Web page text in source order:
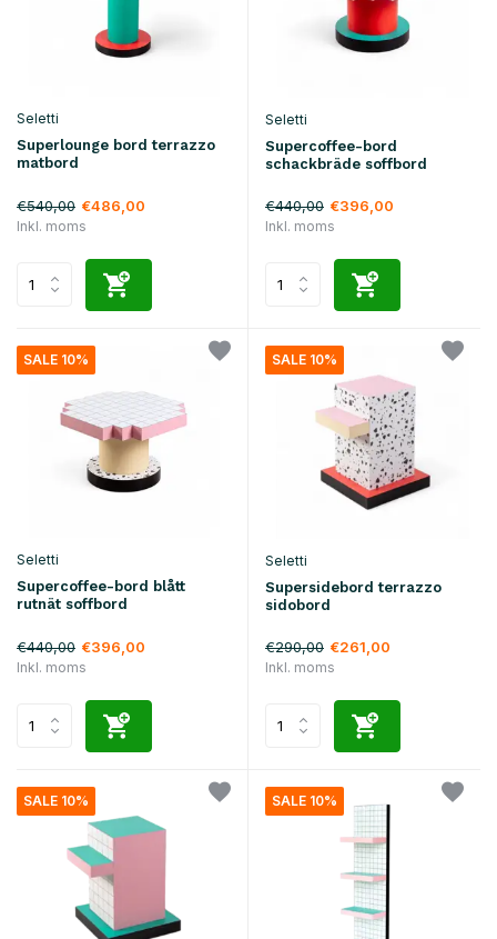
Seletti
Superlounge bord terrazzo
matbord
€540,00 €486,00
Inkl. moms
Seletti
Supercoffee-bord
schackbräde soffbord
€440,00 €396,00
Inkl. moms
SALE 10%
Seletti
Supercoffee-bord blått
rutnät soffbord
€440,00 €396,00
Inkl. moms
SALE 10%
Seletti
Supersidebord terrazzo
sidobord
€290,00 €261,00
Inkl. moms
SALE 10% SALE 10%